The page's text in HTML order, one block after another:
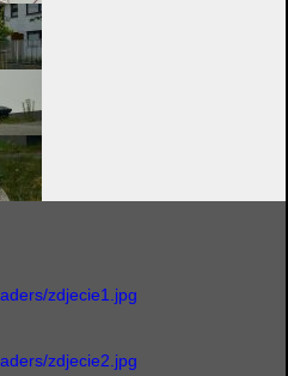
zdjecie1.jpg
zdjecie2.jpg